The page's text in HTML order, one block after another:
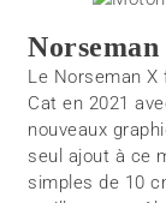
Le Norseman
Cat en 2021
nouveaux
seul ajout à ce
simples de 10